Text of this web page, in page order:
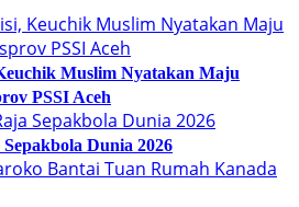
Muslim Nyatakan Maju
PSSI Aceh
Dunia 2026